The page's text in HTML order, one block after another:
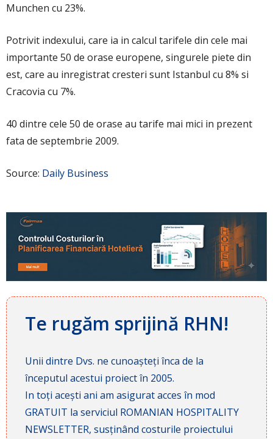
Munchen cu 23%.
Potrivit indexului, care ia in calcul tarifele din cele mai
importante 50 de orase europene, singurele piete din
est, care au inregistrat cresteri sunt Istanbul cu 8% si
Cracovia cu 7%.
40 dintre cele 50 de orase au tarife mai mici in prezent
fata de septembrie 2009.
Source: Daily Business
Te rugăm sprijină RHN!
Unii dintre Dvs. ne cunoașteți înca de la
începutul acestui proiect în 2005.
In toți acești ani am asigurat acces în mod
GRATUIT la serviciul ROMANIAN HOSPITALITY
NEWSLETTER, susținând costurile proiectului